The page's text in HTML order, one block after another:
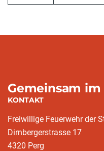
Gemeinsam
KONTAKT
Freiwillige Feuerwehr der
Dirnbergerstrasse 17
4320 Perg